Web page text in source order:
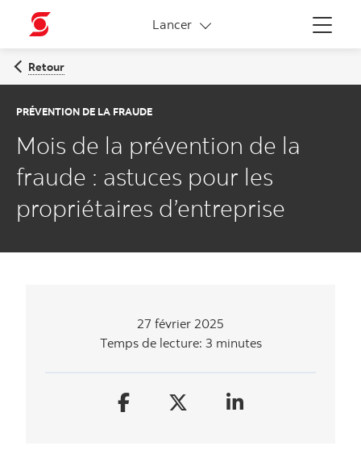
Menu
Lancer
Liens connexes
Retour
PRÉVENTION DE LA FRAUDE
Mois de la prévention de la
fraude : astuces pour les
propriétaires d’entreprise
27 février 2025
Temps de lecture: 3 minutes